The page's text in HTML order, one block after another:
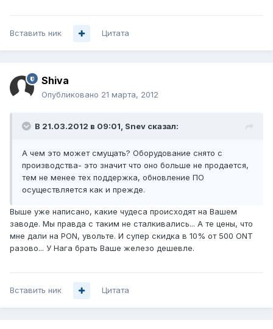
Вставить ник Цитата
Shiva
Опубликовано 21 марта, 2012
В 21.03.2012 в 09:01, Snev сказал:
А чем это может смущать? Оборудование снято с
производства- это значит что оно больше не продается,
тем не менее тех поддержка, обновление ПО
осуществляется как и прежде.
Выше уже написано, какие чудеса происходят на Вашем
заводе. Мы правда с таким не сталкивались... А те цены, что
мне дали на PON, увольте. И супер скидка в 10% от 500 ONT
разово... У Нага брать Ваше железо дешевле.
Вставить ник Цитата